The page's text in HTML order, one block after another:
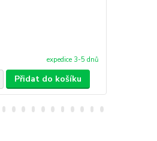
expedice 3-5 dnů
Přidat do košíku